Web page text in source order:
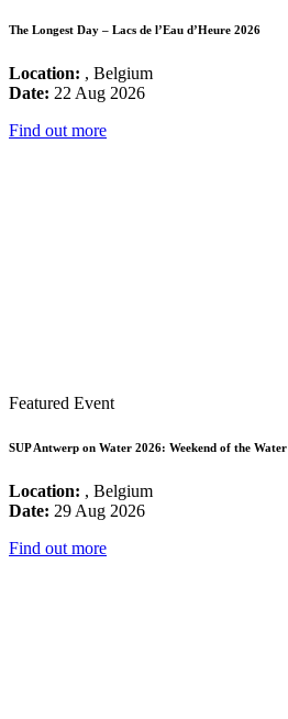
The Longest Day – Lacs de l’Eau d’Heure 2026
Location: , Belgium
Date: 22 Aug 2026
Find out more
Featured Event
SUP Antwerp on Water 2026: Weekend of the Water
Location: , Belgium
Date: 29 Aug 2026
Find out more